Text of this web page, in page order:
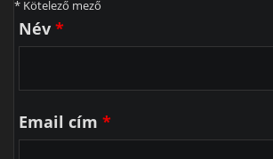
* Kötelező mező
Név *
Email cím *